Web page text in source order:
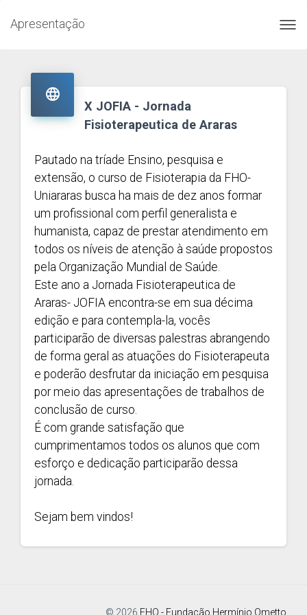
Apresentação

X JOFIA - Jornada
Fisioterapeutica de Araras
Pautado na tríade Ensino, pesquisa e
extensão, o curso de Fisioterapia da FHO-
Uniararas busca ha mais de dez anos formar
um profissional com perfil generalista e
humanista, capaz de prestar atendimento em
todos os níveis de atenção à saúde propostos
pela Organização Mundial de Saúde.
Este ano a Jornada Fisioterapeutica de
Araras- JOFIA encontra-se em sua décima
edição e para contempla-la, vocês
participarão de diversas palestras abrangendo
de forma geral as atuações do Fisioterapeuta
e poderão desfrutar da iniciação em pesquisa
por meio das apresentações de trabalhos de
conclusão de curso.
É com grande satisfação que
cumprimentamos todos os alunos que com
esforço e dedicação participarão dessa
jornada.
Sejam bem vindos!
© 2026 FHO - Fundação Hermínio Ometto